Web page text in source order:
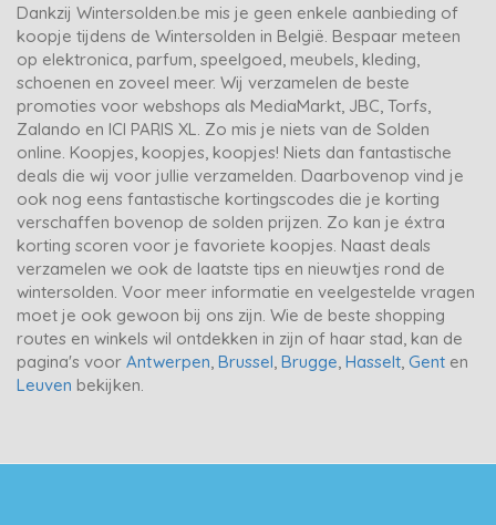
Dankzij Wintersolden.be mis je geen enkele aanbieding of
koopje tijdens de Wintersolden in België. Bespaar meteen
op elektronica, parfum, speelgoed, meubels, kleding,
schoenen en zoveel meer. Wij verzamelen de beste
promoties voor webshops als MediaMarkt, JBC, Torfs,
Zalando en ICI PARIS XL. Zo mis je niets van de Solden
online. Koopjes, koopjes, koopjes! Niets dan fantastische
deals die wij voor jullie verzamelden. Daarbovenop vind je
ook nog eens fantastische kortingscodes die je korting
verschaffen bovenop de solden prijzen. Zo kan je éxtra
korting scoren voor je favoriete koopjes. Naast deals
verzamelen we ook de laatste tips en nieuwtjes rond de
wintersolden. Voor meer informatie en veelgestelde vragen
moet je ook gewoon bij ons zijn. Wie de beste shopping
routes en winkels wil ontdekken in zijn of haar stad, kan de
pagina's voor Antwerpen, Brussel, Brugge, Hasselt, Gent en
Leuven bekijken.